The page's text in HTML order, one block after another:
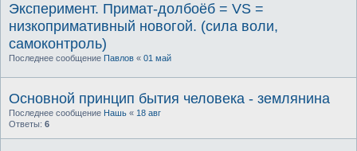
Эксперимент. Примат-долбоёб = VS =
низкопримативный новогой. (сила воли,
самоконтроль)
Последнее сообщение Павлов « 01 май
Основной принцип бытия человека - землянина
Последнее сообщение Нашь « 18 авг
Ответы: 6